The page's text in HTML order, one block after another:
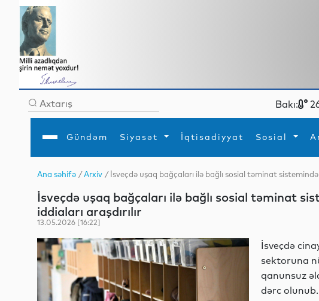
Bakı:
Gündəm Siyasət İqtisadiyyat Sosial
Gündəm
İqtisadiyyat
YAP
Analitika
Mədəniyyət
Müsahibə
MEDİA
Xarici siyasətTurizm
Diaspor
İdman
Ana səhifə /Arxiv / İsveçdə uşaq bağçaları ilə bağlı sosial təminat sistemində
İsveçdə uşaq bağçaları ilə bağlı sosial təminat
iddiaları araşdırılır
13.05.2026 [16:22]
İsveçdə
sektoruna
qanunsuz
dərc olunub.